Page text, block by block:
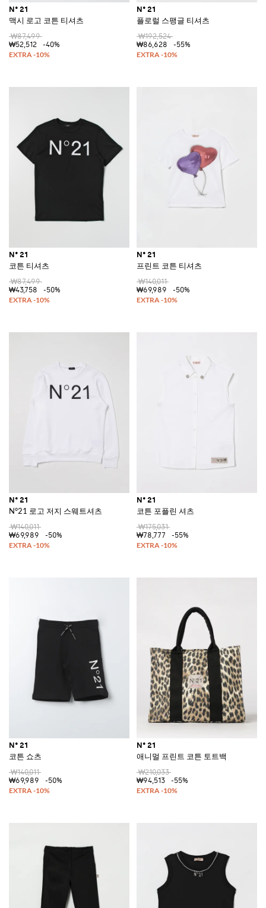
N° 21
맥시 로고 코튼 티셔츠
₩87,499
₩52,512
-40%
N° 21
플로럴 스팽글 티셔츠
₩192,524
₩86,628
-55%
N° 21
코튼 티셔츠
₩87,499
₩43,758
-50%
N° 21
프린트 코튼 티셔츠
₩140,011
₩69,989
-50%
N° 21
N°21 로고 저지 스웨트셔츠
₩140,011
₩69,989
-50%
N° 21
코튼 포플린 셔츠
₩175,031
₩78,777
-55%
N° 21
코튼 쇼츠
₩140,011
₩69,989
-50%
N° 21
애니멀 프린트 코튼 토트백
₩210,033
₩94,513
-55%